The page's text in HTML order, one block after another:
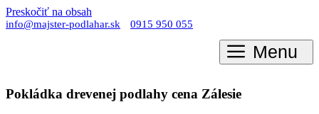
Preskočiť na obsah
info@majster-podlahar.sk 0915 950 055
Menu
Pokládka drevenej podlahy cena Zálesie